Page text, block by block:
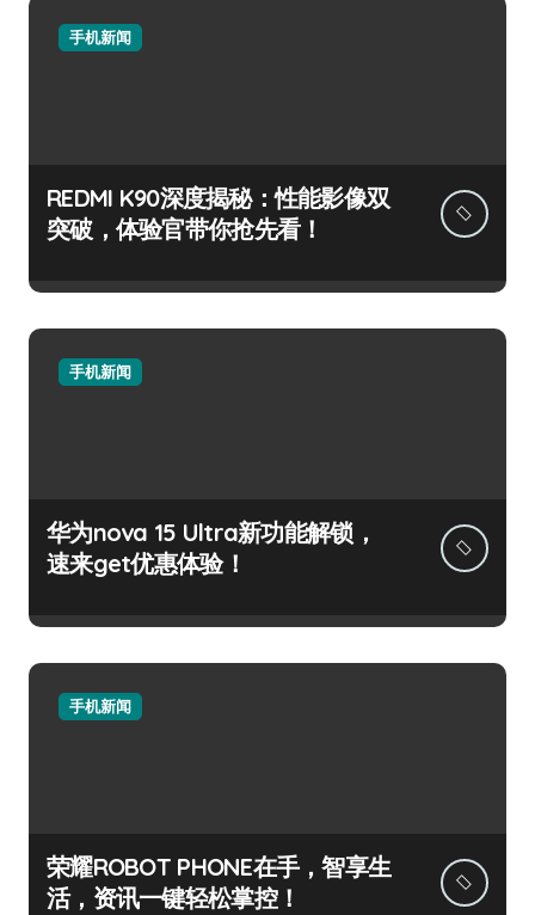
手机新闻
REDMI K90深度揭秘：性能影像双
突破，体验官带你抢先看！
手机新闻
华为nova 15 Ultra新功能解锁，
速来get优惠体验！
手机新闻
荣耀ROBOT PHONE在手，智享生
活，资讯一键轻松掌控！